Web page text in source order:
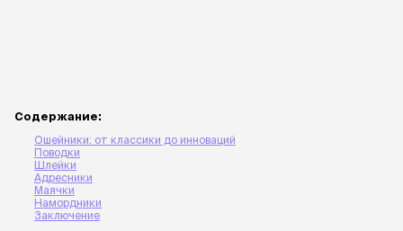
Содержание:
Ошейники: от классики до инноваций
Поводки
Шлейки
Адресники
Маячки
Намордники
Заключение